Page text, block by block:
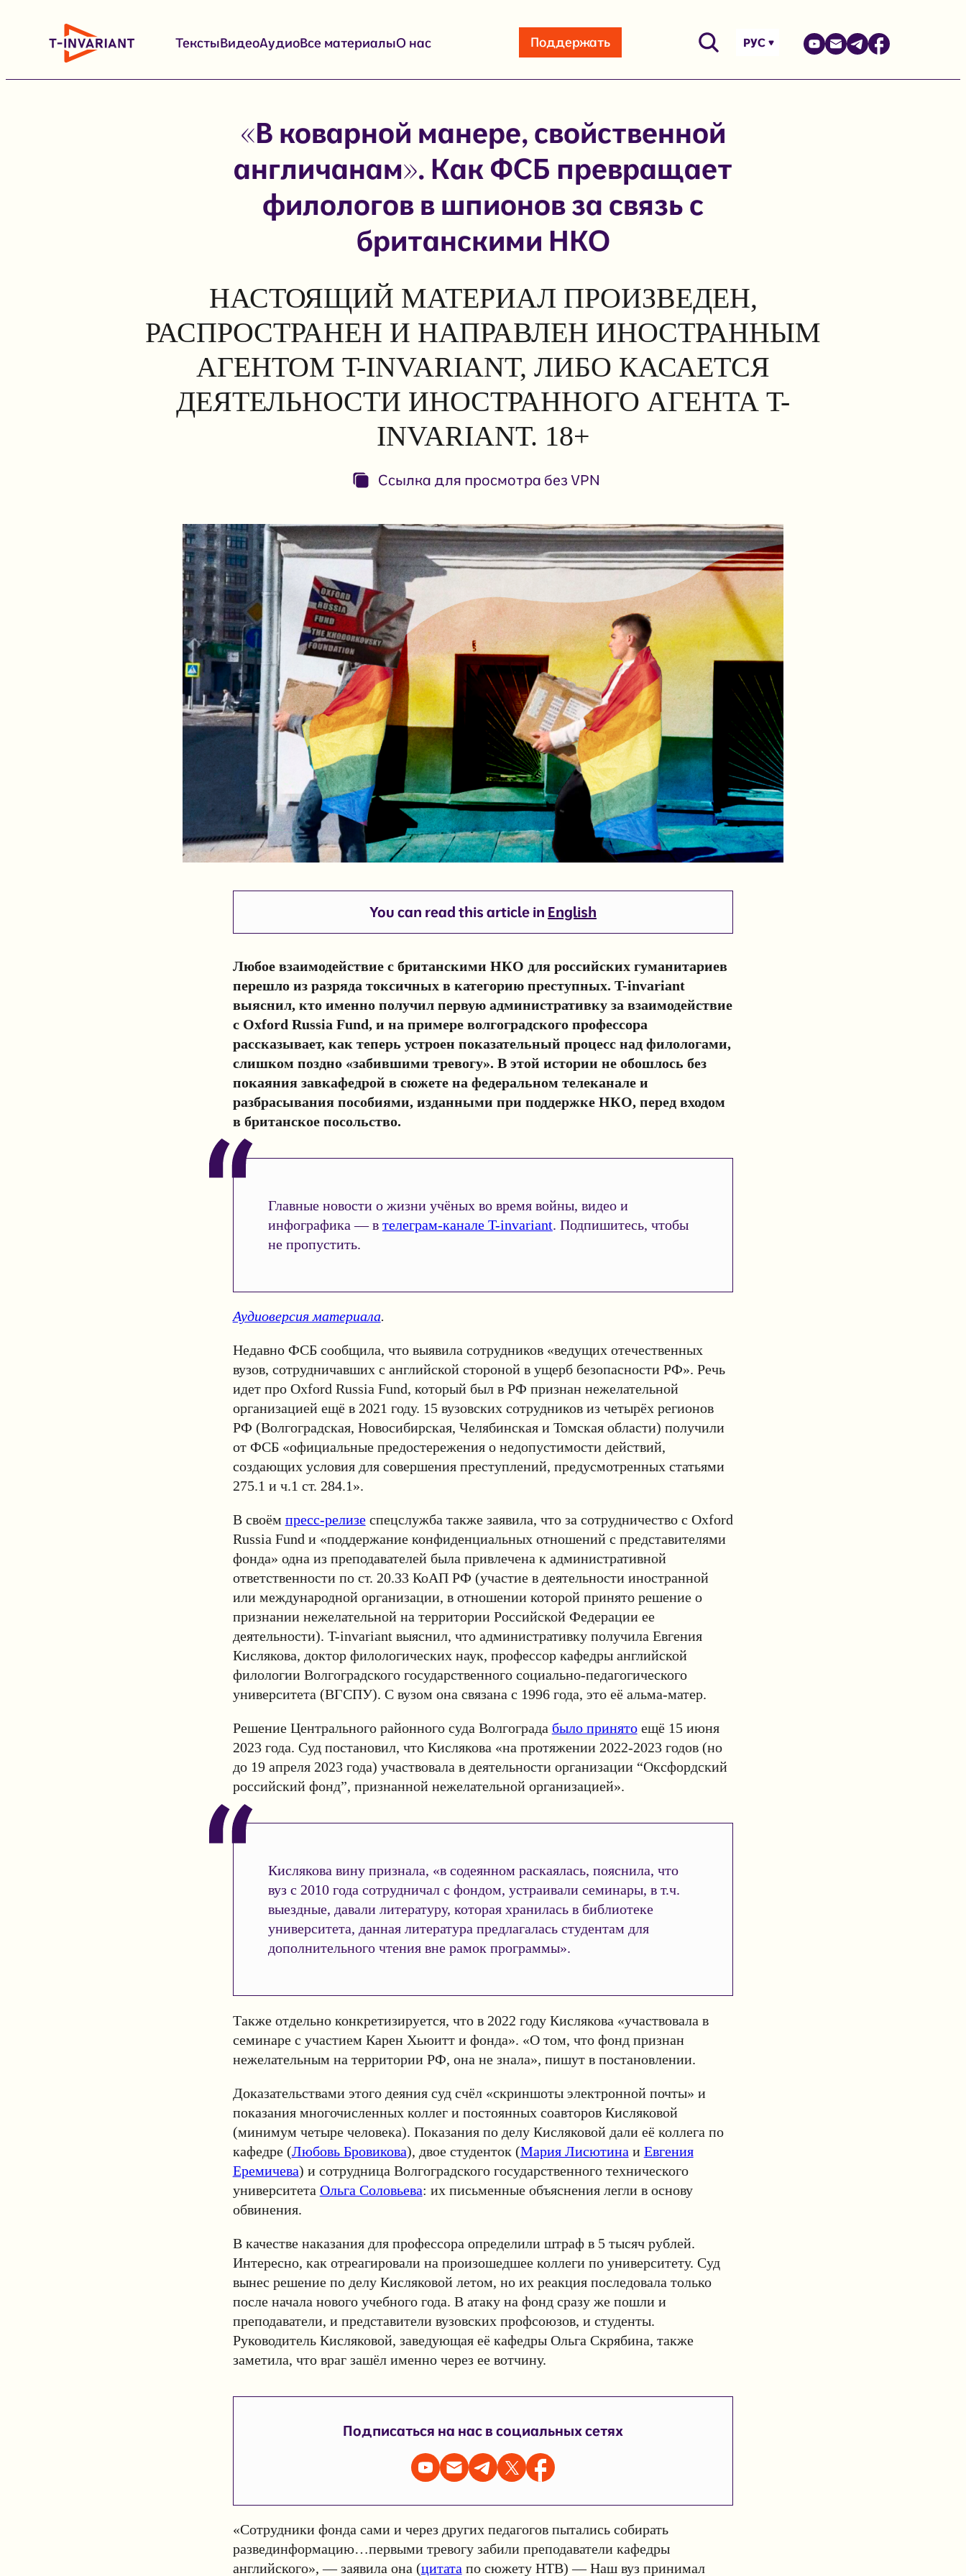
содержимому
ТекстыВидеоАудиоВсе материалыО нас Поддержать РУС
«В коварной манере, свойственной
англичанам». Как ФСБ превращает
филологов в шпионов за связь с
британскими НКО
НАСТОЯЩИЙ МАТЕРИАЛ ПРОИЗВЕДЕН,
РАСПРОСТРАНЕН И НАПРАВЛЕН ИНОСТРАННЫМ
АГЕНТОМ T-INVARIANT, ЛИБО КАСАЕТСЯ
ДЕЯТЕЛЬНОСТИ ИНОСТРАННОГО АГЕНТА T-
INVARIANT. 18+
Ссылка для просмотра без VPN
You can read this article in English
Любое взаимодействие с британскими НКО для российских гуманитариев
перешло из разряда токсичных в категорию преступных. T-invariant
выяснил, кто именно получил первую административку за взаимодействие
с Oxford Russia Fund, и на примере волгоградского профессора
рассказывает, как теперь устроен показательный процесс над филологами,
слишком поздно «забившими тревогу». В этой истории не обошлось без
покаяния завкафедрой в сюжете на федеральном телеканале и
разбрасывания пособиями, изданными при поддержке НКО, перед входом
в британское посольство.
Главные новости о жизни учёных во время войны, видео и
инфографика — в телеграм-канале T-invariant. Подпишитесь, чтобы
не пропустить.
Аудиоверсия материала.
Недавно ФСБ сообщила, что выявила сотрудников «ведущих отечественных
вузов, сотрудничавших с английской стороной в ущерб безопасности РФ». Речь
идет про Oxford Russia Fund, который был в РФ признан нежелательной
организацией ещё в 2021 году. 15 вузовских сотрудников из четырёх регионов
РФ (Волгоградская, Новосибирская, Челябинская и Томская области) получили
от ФСБ «официальные предостережения о недопустимости действий,
создающих условия для совершения преступлений, предусмотренных статьями
275.1 и ч.1 ст. 284.1».
В своём пресс-релизеспецслужба также заявила, что за сотрудничество с Oxford
Russia Fund и «поддержание конфиденциальных отношений с представителями
фонда» одна из преподавателей была привлечена к административной
ответственности по ст. 20.33 КоАП РФ (участие в деятельности иностранной
или международной организации, в отношении которой принято решение о
признании нежелательной на территории Российской Федерации ее
деятельности). T-invariant выяснил, что административку получила Евгения
Кислякова, доктор филологических наук, профессор кафедры английской
филологии Волгоградского государственного социально-педагогического
университета (ВГСПУ). С вузом она связана с 1996 года, это её альма-матер.
Решение Центрального районного суда Волгограда было принятоещё 15 июня
2023 года. Суд постановил, что Кислякова «на протяжении 2022-2023 годов (но
до 19 апреля 2023 года) участвовала в деятельности организации “Оксфордский
российский фонд”, признанной нежелательной организацией».
Кислякова вину признала, «в содеянном раскаялась, пояснила, что
вуз с 2010 года сотрудничал с фондом, устраивали семинары, в т.ч.
выездные, давали литературу, которая хранилась в библиотеке
университета, данная литература предлагалась студентам для
дополнительного чтения вне рамок программы».
Также отдельно конкретизируется, что в 2022 году Кислякова «участвовала в
семинаре с участием Карен Хьюитт и фонда». «О том, что фонд признан
нежелательным на территории РФ, она не знала», пишут в постановлении.
Доказательствами этого деяния суд счёл «скриншоты электронной почты» и
показания многочисленных коллег и постоянных соавторов Кисляковой
(минимум четыре человека). Показания по делу Кисляковой дали её коллега по
кафедре (Любовь Бровикова), двое студенток (Мария Лисютина и Евгения
Еремичева) и сотрудница Волгоградского государственного технического
университета Ольга Соловьева: их письменные объяснения легли в основу
обвинения.
В качестве наказания для профессора определили штраф в 5 тысяч рублей.
Интересно, как отреагировали на произошедшее коллеги по университету. Суд
вынес решение по делу Кисляковой летом, но их реакция последовала только
после начала нового учебного года. В атаку на фонд сразу же пошли и
преподаватели, и представители вузовских профсоюзов, и студенты.
Руководитель Кисляковой, заведующая её кафедры Ольга Скрябина, также
заметила, что враг зашёл именно через ее вотчину.
Подписаться на нас в социальных сетях
«Сотрудники фонда сами и через других педагогов пытались собирать
развединформацию…первыми тревогу забили преподаватели кафедры
английского», — заявила она (цитатапо сюжету НТВ) — Наш вуз принимал